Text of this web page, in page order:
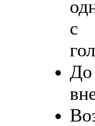
с